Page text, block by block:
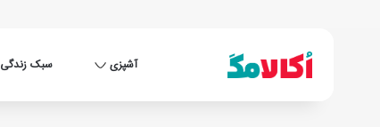
آشپزی سبک زندگی